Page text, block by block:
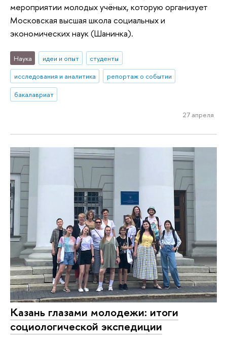
мероприятии молодых учёных, которую организует
Московская высшая школа социальных и
экономических наук (Шанинка).
Наука идеи и опыт
студенты
исследования и аналитика
репортаж о событии
бакалавриат
27 апреля
Казань глазами молодежи: итоги
социологической экспедиции